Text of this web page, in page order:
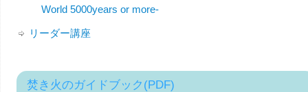
World 5000years or more-
リーダー講座
焚き火のガイドブック(PDF)